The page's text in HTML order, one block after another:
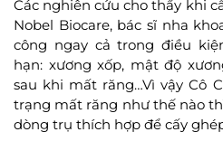
Các nghiên cứu cho thấy khi
Nobel Biocare, bác sĩ nha
công ngay cả trong điều
hạn: xương xốp, mật độ
sau khi mất răng…Vì vậy Cô
trạng mất răng như thế nào
dòng trụ thích hợp để cấy